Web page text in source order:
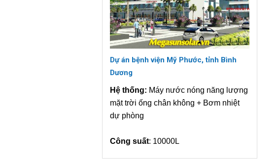
Dự án bệnh viện Mỹ Phước, tỉnh Bình
Dương
Hệ thống: Máy nước nóng năng lượng
mặt trời ống chân không + Bơm nhiệt
dự phòng
Công suất: 10000L